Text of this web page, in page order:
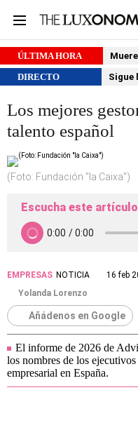
ÚLTIMA HORA
DIRECTO
Sigue
Los mejores
talento español
(Foto: Fundación "la Caixa")
Escucha este artículo
EMPRESAS NOTICIA
16 feb
Yolanda Lorenzo
Añádenos en Google
El informe de 2026 de
los nombres de los
empresarial en España.